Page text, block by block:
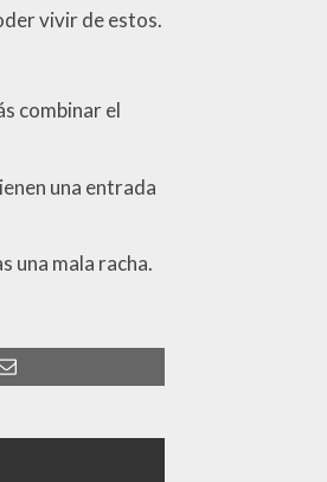
vivir de estos.
combinar el
una entrada
una mala racha.